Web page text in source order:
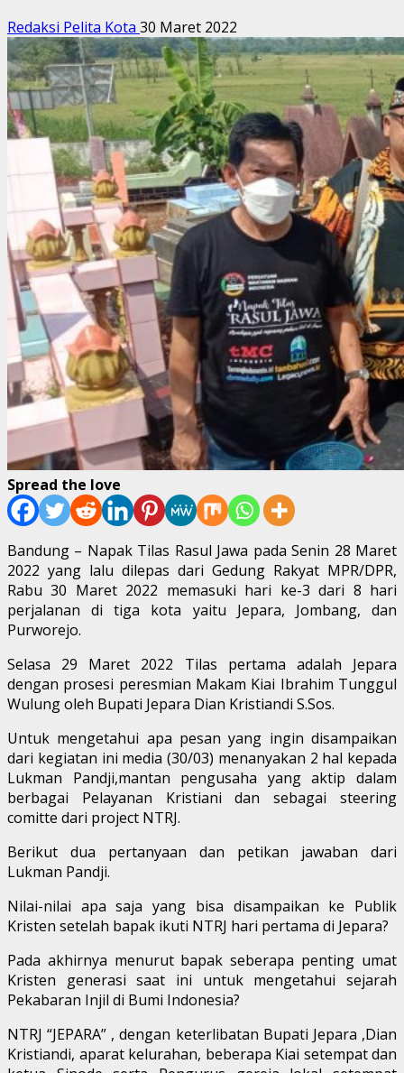
Redaksi Pelita Kota 30 Maret 2022
Spread the love
Bandung – Napak Tilas Rasul Jawa pada Senin 28 Maret
2022 yang lalu dilepas dari Gedung Rakyat MPR/DPR,
Rabu 30 Maret 2022 memasuki hari ke-3 dari 8 hari
perjalanan di tiga kota yaitu Jepara, Jombang, dan
Purworejo.
Selasa 29 Maret 2022 Tilas pertama adalah Jepara
dengan prosesi peresmian Makam Kiai Ibrahim Tunggul
Wulung oleh Bupati Jepara Dian Kristiandi S.Sos.
Untuk mengetahui apa pesan yang ingin disampaikan
dari kegiatan ini media (30/03) menanyakan 2 hal kepada
Lukman Pandji,mantan pengusaha yang aktip dalam
berbagai Pelayanan Kristiani dan sebagai steering
comitte dari project NTRJ.
Berikut dua pertanyaan dan petikan jawaban dari
Lukman Pandji.
Nilai-nilai apa saja yang bisa disampaikan ke Publik
Kristen setelah bapak ikuti NTRJ hari pertama di Jepara?
Pada akhirnya menurut bapak seberapa penting umat
Kristen generasi saat ini untuk mengetahui sejarah
Pekabaran Injil di Bumi Indonesia?
NTRJ “JEPARA” , dengan keterlibatan Bupati Jepara ,Dian
Kristiandi, aparat kelurahan, beberapa Kiai setempat dan